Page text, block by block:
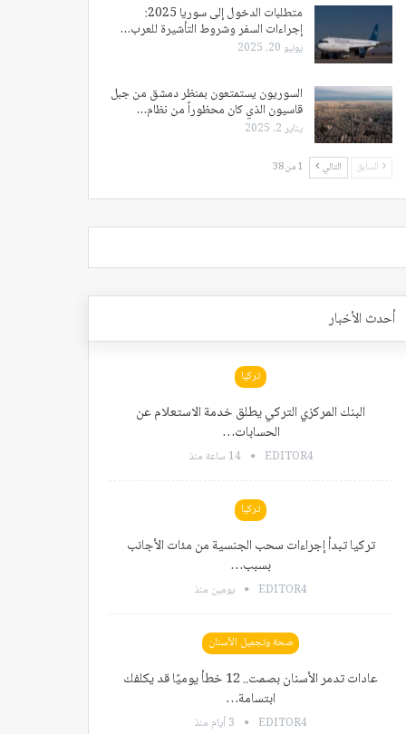
متطلبات الدخول إلى سوريا 2025:
إجراءات السفر وشروط التأشيرة للعرب…
يونيو 20, 2025
السوريون يستمتعون بمنظر دمشق من جبل
قاسيون الذي كان محظوراً من نظام…
يناير 2, 2025
السابق التالي 1 من 38
أحدث الأخبار
تركيا
البنك المركزي التركي يطلق خدمة الاستعلام عن
الحسابات…
EDITOR4 14 ساعة منذ
تركيا
تركيا تبدأ إجراءات سحب الجنسية من مئات الأجانب
بسبب…
EDITOR4 يومين منذ
صحة وتجميل الأسنان
عادات تدمر الأسنان بصمت.. 12 خطأ يوميًا قد يكلفك
ابتسامة…
EDITOR4 3 أيام منذ